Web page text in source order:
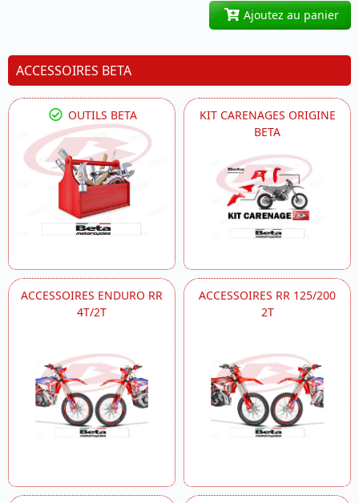
Ajoutez au panier
ACCESSOIRES BETA
OUTILS BETA
KIT CARENAGES ORIGINE
BETA
ACCESSOIRES ENDURO RR
4T/2T
ACCESSOIRES RR 125/200
2T